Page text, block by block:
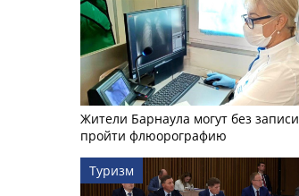
Жители Барнаула могут без записи
пройти флюорографию
Туризм